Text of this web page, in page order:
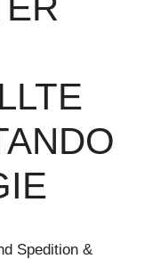
L
Spedition &